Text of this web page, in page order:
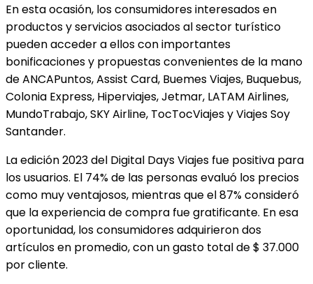
En esta ocasión, los consumidores interesados en
productos y servicios asociados al sector turístico
pueden acceder a ellos con importantes
bonificaciones y propuestas convenientes de la mano
de ANCAPuntos, Assist Card, Buemes Viajes, Buquebus,
Colonia Express, Hiperviajes, Jetmar, LATAM Airlines,
MundoTrabajo, SKY Airline, TocTocViajes y Viajes Soy
Santander.
La edición 2023 del Digital Days Viajes fue positiva para
los usuarios. El 74% de las personas evaluó los precios
como muy ventajosos, mientras que el 87% consideró
que la experiencia de compra fue gratificante. En esa
oportunidad, los consumidores adquirieron dos
artículos en promedio, con un gasto total de $ 37.000
por cliente.